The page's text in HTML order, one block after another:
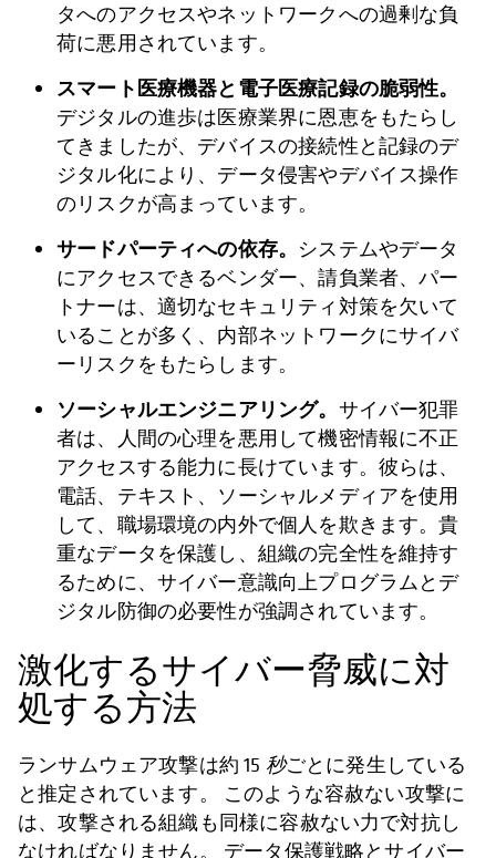
タへのアクセスやネットワークへの過剰な負
荷に悪用されています。
スマート医療機器と電子医療記録の脆弱性。
デジタルの進歩は医療業界に恩恵をもたらし
てきましたが、デバイスの接続性と記録のデ
ジタル化により、データ侵害やデバイス操作
のリスクが高まっています。
サードパーティへの依存。 システムやデータ
にアクセスできるベンダー、請負業者、パー
トナーは、適切なセキュリティ対策を欠いて
いることが多く、内部ネットワークにサイバ
ーリスクをもたらします。
ソーシャルエンジニアリング。 サイバー犯罪
者は、人間の心理を悪用して機密情報に不正
アクセスする能力に長けています。彼らは、
電話、テキスト、ソーシャルメディアを使用
して、職場環境の内外で個人を欺きます。貴
重なデータを保護し、組織の完全性を維持す
るために、サイバー意識向上プログラムとデ
ジタル防御の必要性が強調されています。
激化するサイバー脅威に対
処する方法
ランサムウェア攻撃は約 15 秒ごとに発生している
と推定されています。 このような容赦ない攻撃に
は、攻撃される組織も同様に容赦ない力で対抗し
なければなりません。 データ保護戦略とサイバー